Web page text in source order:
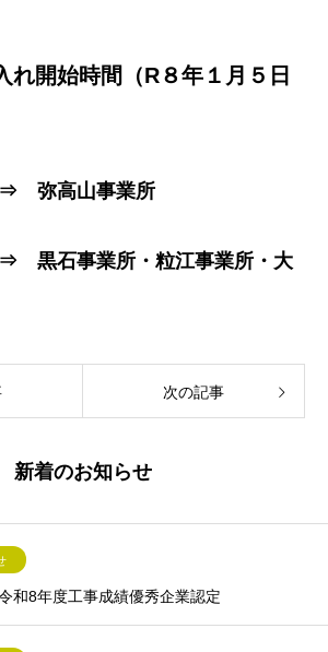
れ開始時間（R８年１月５日
弥高山事業所
黒石事業所・粒江事業所・大
次の記事
新着のお知らせ
和8年度工事成績優秀企業認定